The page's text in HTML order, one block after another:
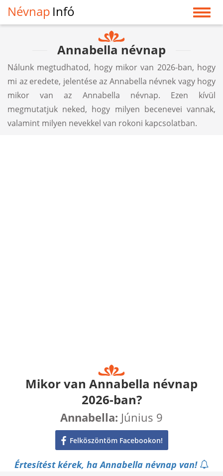
Névnap Infó
Annabella névnap
Nálunk megtudhatod, hogy mikor van 2026-ban, hogy
mi az eredete, jelentése az Annabella névnek vagy hogy
mikor van az Annabella névnap. Ezen kívül
megmutatjuk neked, hogy milyen becenevei vannak,
valamint milyen nevekkel van rokoni kapcsolatban.
Mikor van Annabella névnap
2026-ban?
Annabella: Június 9
Felköszöntöm Facebookon!
Értesítést kérek, ha Annabella névnap van!